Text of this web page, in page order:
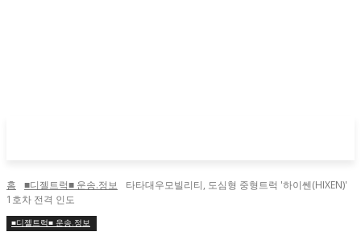
홈 ■디젤트럭■ 운송.정보
타타대우모빌리티, 도심형 중형트럭 '하이쎈(HIXEN)'
1호차 전격 인도
■디젤트럭■ 운송.정보